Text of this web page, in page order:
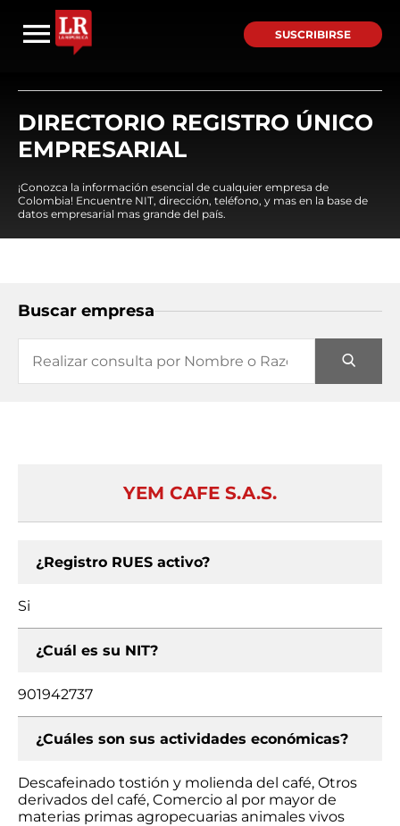
SUSCRIBIRSE
DIRECTORIO REGISTRO ÚNICO
EMPRESARIAL
¡Conozca la información esencial de cualquier empresa de
Colombia! Encuentre NIT, dirección, teléfono, y mas en la base de
datos empresarial mas grande del país.
Buscar empresa
YEM CAFE S.A.S.
¿Registro RUES activo?
Si
¿Cuál es su NIT?
901942737
¿Cuáles son sus actividades económicas?
Descafeinado tostión y molienda del café, Otros
derivados del café, Comercio al por mayor de
materias primas agropecuarias animales vivos